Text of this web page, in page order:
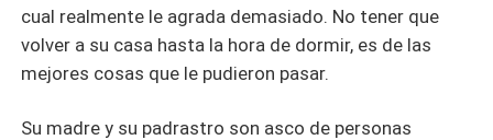
cual realmente le agrada demasiado. No tener que
volver a su casa hasta la hora de dormir, es de las
mejores cosas que le pudieron pasar.
Su madre y su padrastro son asco de personas